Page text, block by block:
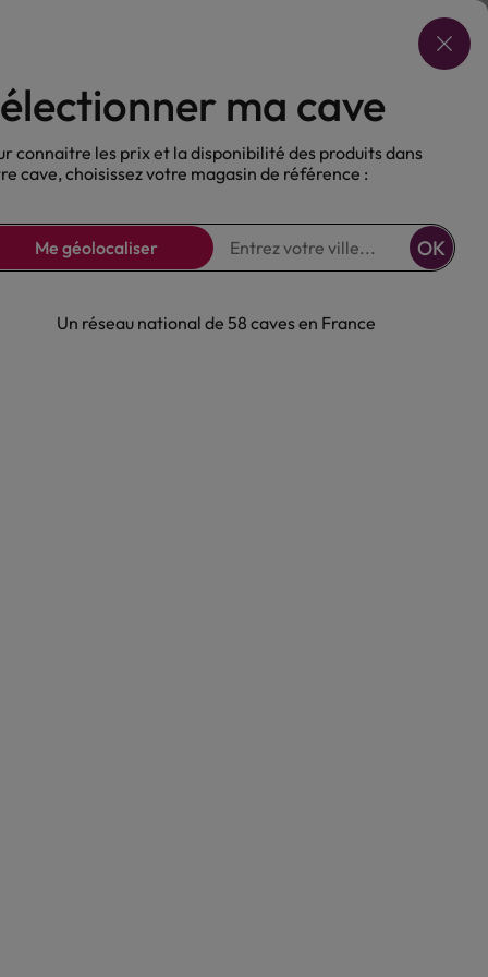
Choisir ma cave
Nos Bières Sans alcool
Rosé
qui s'allie a merveille a
Vin elegant et puissant.
ma cave
connaitre les prix et la disponibilité des produits dans
cave, choisissez votre magasin de référence :
Me géolocaliser OK
Un réseau national de 58 caves en France